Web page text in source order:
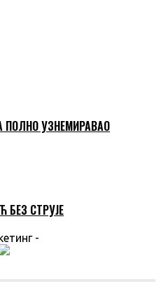
ПОЛНО УЗНЕМИРАВАО
БЕЗ СТРУЈЕ
-